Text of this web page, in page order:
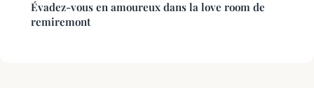
Évadez-vous en amoureux dans la love room de
remiremont